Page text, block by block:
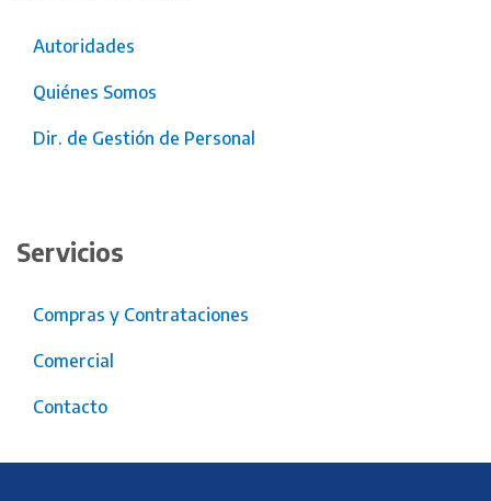
Autoridades
Quiénes Somos
Dir. de Gestión de Personal
Servicios
Compras y Contrataciones
Comercial
Contacto